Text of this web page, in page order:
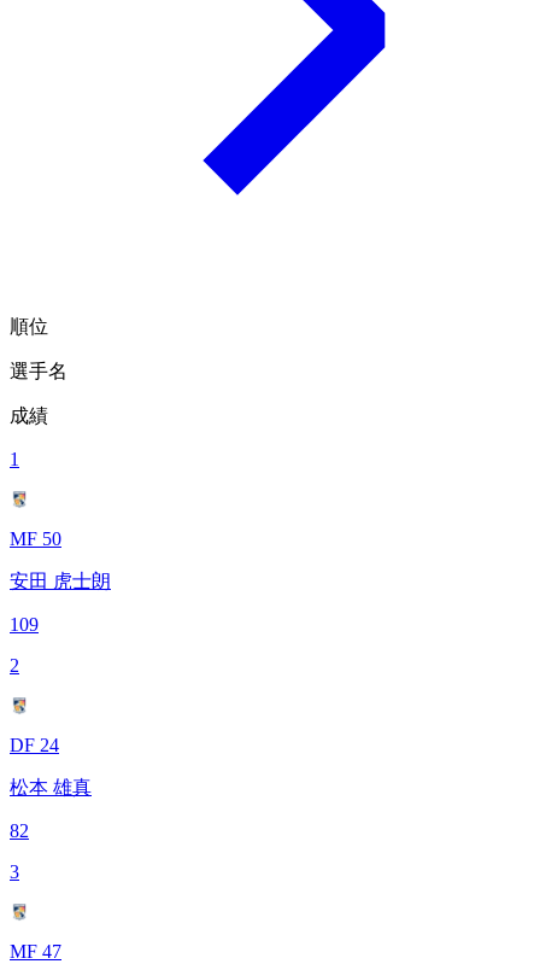
順位
選手名
成績
1
MF 50
安田 虎士朗
109
2
DF 24
松本 雄真
82
3
MF 47